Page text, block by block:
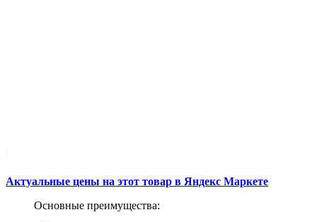
Актуальные цены на этот товар в Яндекс Маркете
Основные преимущества: